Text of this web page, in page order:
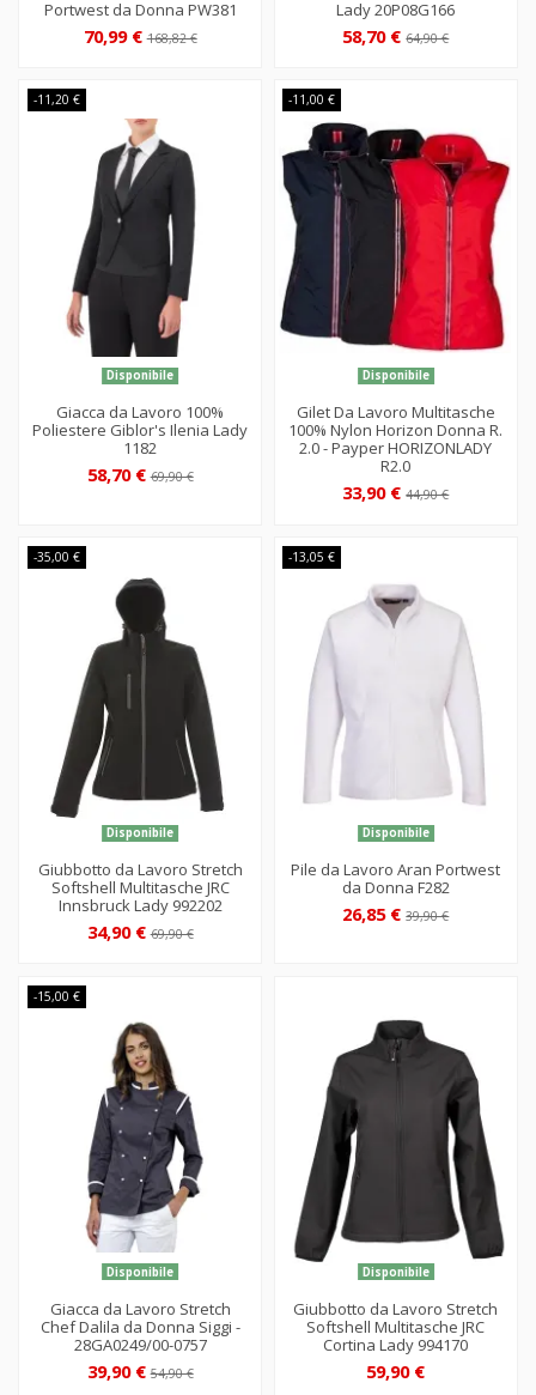
Portwest da Donna PW381
70,99 €168,82 €
Lady 20P08G166
58,70 €64,90 €
-11,20 €
Disponibile
Giacca da Lavoro 100%
Poliestere Giblor's Ilenia Lady
1182
58,70 €69,90 €
-11,00 €
Disponibile
Gilet Da Lavoro Multitasche
100% Nylon Horizon Donna R.
2.0 - Payper HORIZONLADY
R2.0
33,90 €44,90 €
-35,00 €
Disponibile
Giubbotto da Lavoro Stretch
Softshell Multitasche JRC
Innsbruck Lady 992202
34,90 €69,90 €
-13,05 €
Disponibile
Pile da Lavoro Aran Portwest
da Donna F282
26,85 €39,90 €
-15,00 €
Disponibile
Giacca da Lavoro Stretch
Chef Dalila da Donna Siggi -
28GA0249/00-0757
39,90 €54,90 €
Disponibile
Giubbotto da Lavoro Stretch
Softshell Multitasche JRC
Cortina Lady 994170
59,90 €